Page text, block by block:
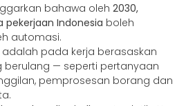
bahawa oleh 2030,
pekerjaan Indonesia boleh
automasi.
adalah pada kerja berasaskan
berulang — seperti pertanyaan
pemprosesan borang dan